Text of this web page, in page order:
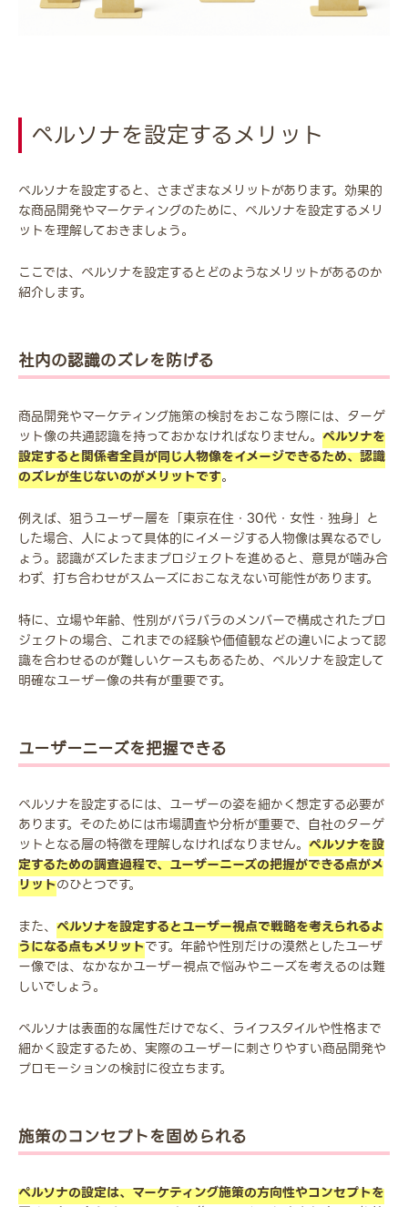
ペルソナを設定するメリット
ペルソナを設定すると、さまざまなメリットがあります。効果的
な商品開発やマーケティングのために、ペルソナを設定するメリ
ットを理解しておきましょう。
ここでは、ペルソナを設定するとどのようなメリットがあるのか
紹介します。
社内の認識のズレを防げる
商品開発やマーケティング施策の検討をおこなう際には、ターゲ
ット像の共通認識を持っておかなければなりません。 ペルソナを
設定すると関係者全員が同じ人物像をイメージできるため、認識
のズレが生じないのがメリットです。
例えば、狙うユーザー層を「東京在住・30代・女性・独身」と
した場合、人によって具体的にイメージする人物像は異なるでし
ょう。認識がズレたままプロジェクトを進めると、意見が噛み合
わず、打ち合わせがスムーズにおこなえない可能性があります。
特に、立場や年齢、性別がバラバラのメンバーで構成されたプロ
ジェクトの場合、これまでの経験や価値観などの違いによって認
識を合わせるのが難しいケースもあるため、ペルソナを設定して
明確なユーザー像の共有が重要です。
ユーザーニーズを把握できる
ペルソナを設定するには、ユーザーの姿を細かく想定する必要が
あります。そのためには市場調査や分析が重要で、自社のターゲ
ットとなる層の特徴を理解しなければなりません。 ペルソナを設
定するための調査過程で、ユーザーニーズの把握ができる点がメ
リットのひとつです。
また、 ペルソナを設定するとユーザー視点で戦略を考えられるよ
うになる点もメリットです。年齢や性別だけの漠然としたユーザ
ー像では、なかなかユーザー視点で悩みやニーズを考えるのは難
しいでしょう。
ペルソナは表面的な属性だけでなく、ライフスタイルや性格まで
細かく設定するため、実際のユーザーに刺さりやすい商品開発や
プロモーションの検討に役立ちます。
施策のコンセプトを固められる
ペルソナの設定は、マーケティング施策の方向性やコンセプトを